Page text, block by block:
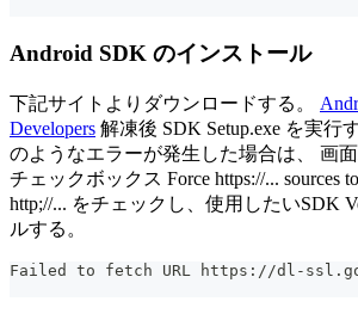
Android SDK のインストール
下記サイトよりダウンロードする。
Developers 解凍後 SDK Setup.exe を実行
のようなエラーが発生した場合は、 画面
チェックボックス Force https://... sources
http;//... をチェックし、使用したいSDK
ルする。
Failed to fetch URL https://dl-